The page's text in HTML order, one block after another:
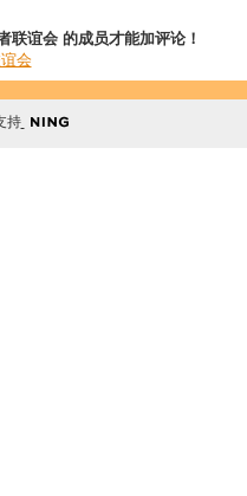
联谊会 的成员才能加评论！
会
持